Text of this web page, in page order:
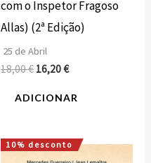
com o Inspetor Fragoso
Allas) (2ª Edição)
25 de Abril
18,00€ 16,20€
ADICIONAR
10% desconto
O
O